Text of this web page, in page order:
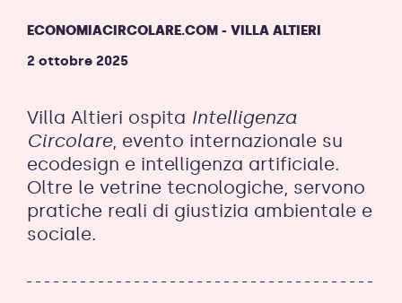
ECONOMIACIRCOLARE.COM - VILLA ALTIERI
2 ottobre 2025
Villa Altieri ospita Intelligenza
Circolare, evento internazionale su
ecodesign e intelligenza artificiale.
Oltre le vetrine tecnologiche, servono
pratiche reali di giustizia ambientale e
sociale.